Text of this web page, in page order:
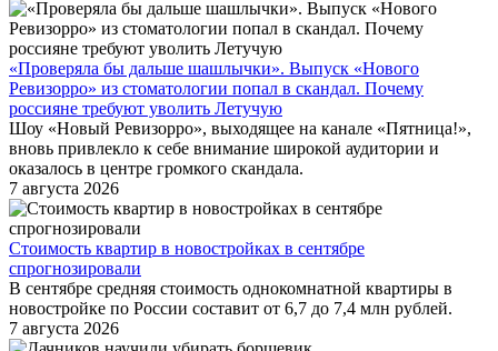
«Проверяла бы дальше шашлычки». Выпуск «Нового
Ревизорро» из стоматологии попал в скандал. Почему
россияне требуют уволить Летучую
Шоу «Новый Ревизорро», выходящее на канале «Пятница!»,
вновь привлекло к себе внимание широкой аудитории и
оказалось в центре громкого скандала.
7 августа 2026
Стоимость квартир в новостройках в сентябре
спрогнозировали
В сентябре средняя стоимость однокомнатной квартиры в
новостройке по России составит от 6,7 до 7,4 млн рублей.
7 августа 2026